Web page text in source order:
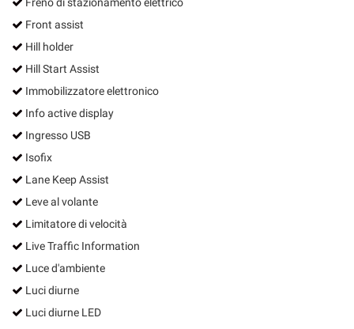
Front assist
Hill holder
Hill Start Assist
Immobilizzatore elettronico
Info active display
Ingresso USB
Isofix
Lane Keep Assist
Leve al volante
Limitatore di velocità
Live Traffic Information
Luce d'ambiente
Luci diurne
Luci diurne LED